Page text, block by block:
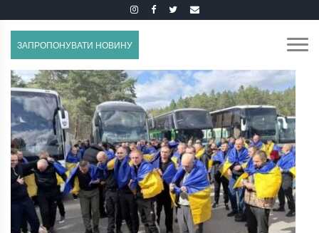
ЗАПРОПОНУВАТИ НОВИНУ